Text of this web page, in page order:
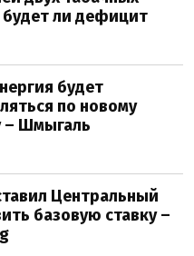
будет ли дефицит
будет
по новому
– Шмыгаль
Центральный
базовую ставку –